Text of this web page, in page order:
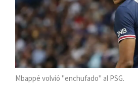
Mbappé volvió "enchufado" al PSG.